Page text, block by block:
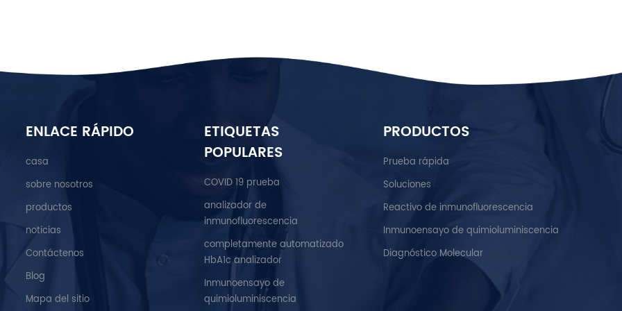
ENLACE RÁPIDO
casa
sobre nosotros
productos
noticias
Contáctenos
Blog
Mapa del sitio
ETIQUETAS
POPULARES
COVID 19 prueba
analizador de
inmunofluorescencia
completamente automatizado
HbA1c analizador
Inmunoensayo de
quimioluminiscencia
PRODUCTOS
Prueba rápida
Soluciones
Reactivo de inmunofluorescencia
Inmunoensayo de quimioluminiscencia
Diagnóstico Molecular